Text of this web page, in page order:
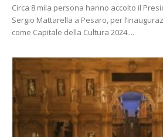
Circa 8 mila persona hanno accolto il
Sergio Mattarella a Pesaro, per
come Capitale della Cultura 2024....